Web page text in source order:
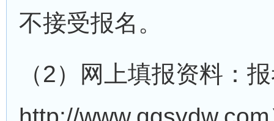
不接受报名。
（2）网上填报资料：